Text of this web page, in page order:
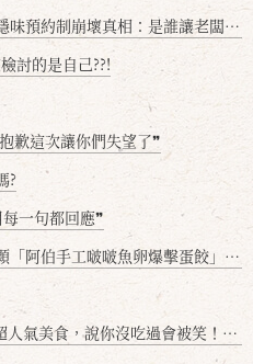
制崩壞真相：是誰讓老闆心灰意冷？」
討的是自己??!
歉這次讓你們失望了❞
?
一句都回應❞
」台北已被搶爆2萬顆，最後名額門前隱味只留給你！🥟💥
食，說你沒吃過會被笑！(持續更新